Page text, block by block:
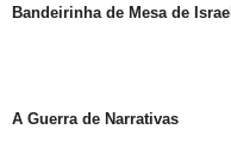
Bandeirinha de Mesa de Israel
A Guerra de Narrativas